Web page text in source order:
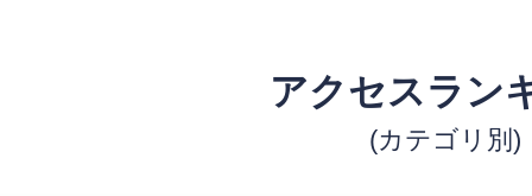
アクセスラン
(カテゴリ別)